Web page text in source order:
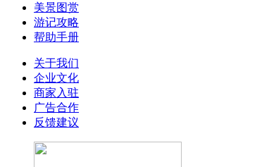
美景图赏
游记攻略
帮助手册
关于我们
企业文化
商家入驻
广告合作
反馈建议